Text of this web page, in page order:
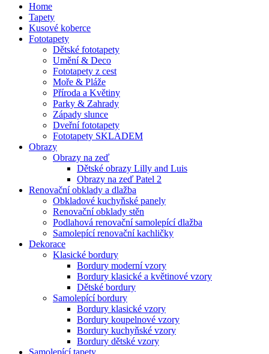
Home
Tapety
Kusové koberce
Fototapety
Dětské fototapety
Umění & Deco
Fototapety z cest
Moře & Pláže
Příroda a Květiny
Parky & Zahrady
Západy slunce
Dveřní fototapety
Fototapety SKLADEM
Obrazy
Obrazy na zeď
Dětské obrazy Lilly and Luis
Obrazy na zeď Patel 2
Renovační obklady a dlažba
Obkladové kuchyňské panely
Renovační obklady stěn
Podlahová renovační samolepící dlažba
Samolepící renovační kachličky
Dekorace
Klasické bordury
Bordury moderní vzory
Bordury klasické a květinové vzory
Dětské bordury
Samolepící bordury
Bordury klasické vzory
Bordury koupelnové vzory
Bordury kuchyňské vzory
Bordury dětské vzory
Samolepící tapety